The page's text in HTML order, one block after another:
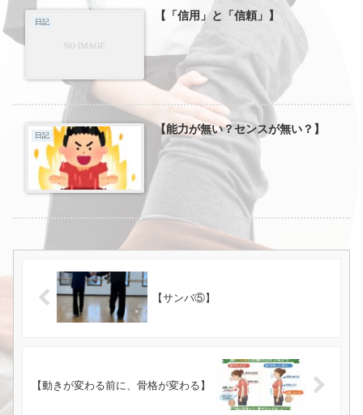
日記 【「信用」と「信頼」】
日記 【能力が無い？センスが無い？】
【サンバ⑤】
【動きが変わる前に、骨格が変わる】